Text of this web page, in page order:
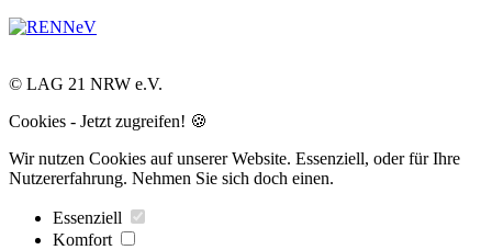
© LAG 21 NRW e.V.
Cookies - Jetzt zugreifen! 🍪
Wir nutzen Cookies auf unserer Website. Essenziell, oder für Ihre
Nutzererfahrung. Nehmen Sie sich doch einen.
Essenziell
Komfort